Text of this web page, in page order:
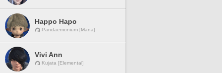
Happo Hapo
Pandaemonium [Mana]
Vivi Ann
Kujata [Elemental]